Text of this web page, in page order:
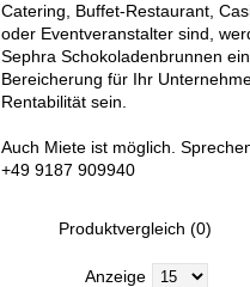
Catering, Buffet-Restaurant,
oder Eventveranstalter sind,
Sephra Schokoladenbrunnen
Bereicherung für Ihr
Rentabilität sein.
Auch Miete ist möglich.
+49 9187 909940
Produktvergleich (0)
Anzeige